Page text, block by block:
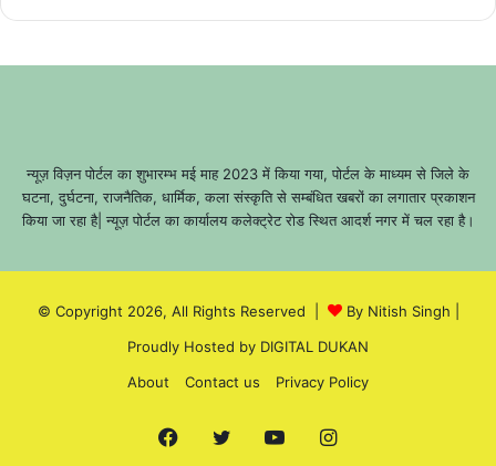
न्यूज़ विज़न पोर्टल का शुभारम्भ मई माह 2023 में किया गया, पोर्टल के माध्यम से जिले के
घटना, दुर्घटना, राजनैतिक, धार्मिक, कला संस्कृति से सम्बंधित खबरों का लगातार प्रकाशन
किया जा रहा है| न्यूज़ पोर्टल का कार्यालय कलेक्ट्रेट रोड स्थित आदर्श नगर में चल रहा है।
© Copyright 2026, All Rights Reserved | By Nitish Singh
Proudly Hosted by DIGITAL DUKAN
About
Contact us Privacy Policy
Facebook
Twitter YouTubeInstagram